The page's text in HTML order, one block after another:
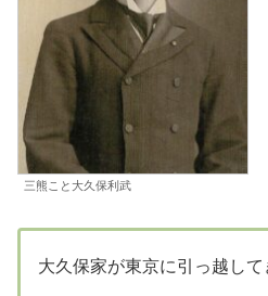
三熊こと大久保利武
大久保家が東京に引っ越して